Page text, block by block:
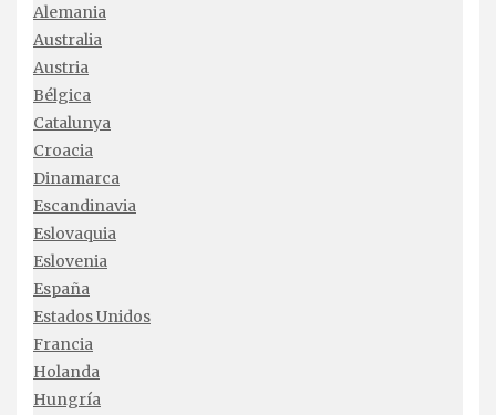
Alemania
Australia
Austria
Bélgica
Catalunya
Croacia
Dinamarca
Escandinavia
Eslovaquia
Eslovenia
España
Estados Unidos
Francia
Holanda
Hungría